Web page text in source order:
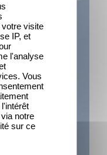
votre visite
IP, et
l'analyse
Vous
notre
sur ce